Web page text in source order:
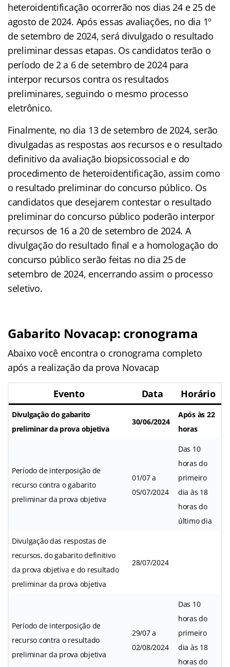
heteroidentificação ocorrerão nos dias 24 e 25 de
agosto de 2024. Após essas avaliações, no dia 1º
de setembro de 2024, será divulgado o resultado
preliminar dessas etapas. Os candidatos terão o
período de 2 a 6 de setembro de 2024 para
interpor recursos contra os resultados
preliminares, seguindo o mesmo processo
eletrônico.
Finalmente, no dia 13 de setembro de 2024, serão
divulgadas as respostas aos recursos e o resultado
definitivo da avaliação biopsicossocial e do
procedimento de heteroidentificação, assim como
o resultado preliminar do concurso público. Os
candidatos que desejarem contestar o resultado
preliminar do concurso público poderão interpor
recursos de 16 a 20 de setembro de 2024. A
divulgação do resultado final e a homologação do
concurso público serão feitas no dia 25 de
setembro de 2024, encerrando assim o processo
seletivo.
Gabarito Novacap: cronograma
Abaixo você encontra o cronograma completo
após a realização da prova Novacap
Evento Data Horário
Divulgação do gabarito
preliminar da prova objetiva
30/06/2024
Após às 22
horas
Período de interposição de
recurso contra o gabarito
preliminar da prova objetiva
01/07 a
05/07/2024
Das 10
horas do
primeiro
dia às 18
horas do
último dia
Divulgação das respostas de
recursos, do gabarito definitivo
da prova objetiva e do resultado
preliminar da prova objetiva
28/07/2024
Período de interposição de
recurso contra o resultado
preliminar da prova objetiva
29/07 a
02/08/2024
Das 10
horas do
primeiro
dia às 18
horas do